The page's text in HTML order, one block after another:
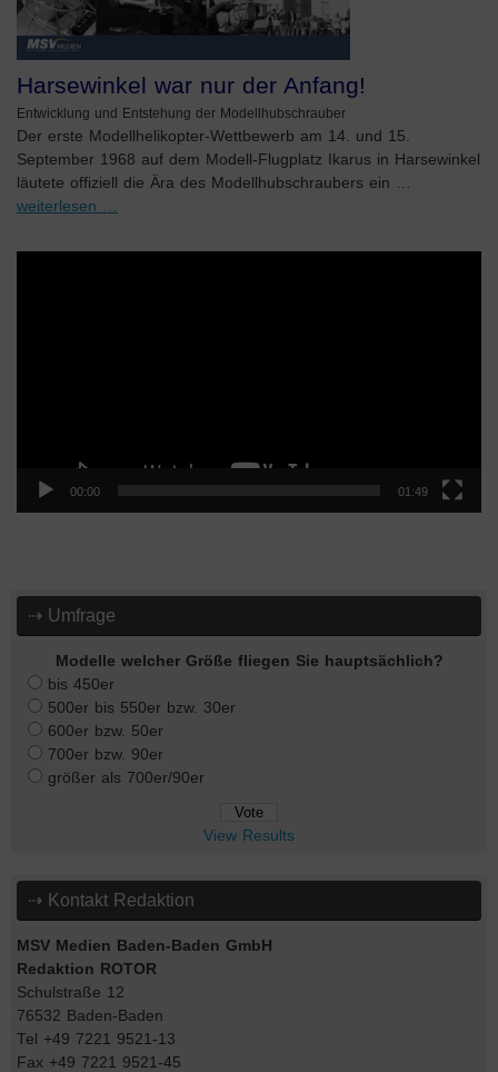
Harsewinkel war nur der Anfang!
Entwicklung und Entstehung der Modellhubschrauber
Der erste Modellhelikopter-Wettbewerb am 14. und 15.
September 1968 auf dem Modell-Flugplatz Ikarus in Harsewinkel
läutete offiziell die Ära des Modellhubschraubers ein …
weiterlesen …
00:00 01:49
⇢ Umfrage
Modelle welcher Größe fliegen Sie hauptsächlich?
bis 450er
500er bis 550er bzw. 30er
600er bzw. 50er
700er bzw. 90er
größer als 700er/90er
View Results
⇢ Kontakt Redaktion
MSV Medien Baden-Baden GmbH
Redaktion ROTOR
Schulstraße 12
76532 Baden-Baden
Tel +49 7221 9521-13
Fax +49 7221 9521-45